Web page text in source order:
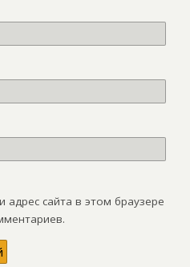
сайта в этом браузере